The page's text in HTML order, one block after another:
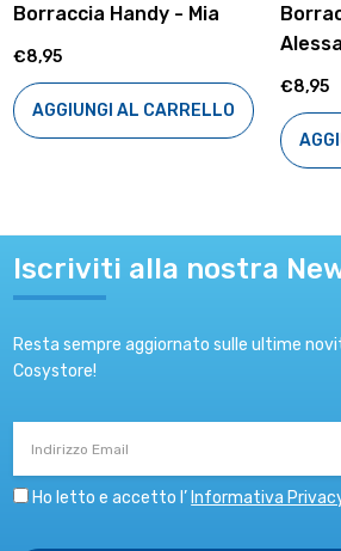
Borraccia Handy - Mia
€8,95
AGGIUNGI AL CARRELLO
€8,95
Iscriviti alla nostra
Resta sempre aggiornato sulle ultime
Cosystore!
Ho letto e accetto l’ Informativa